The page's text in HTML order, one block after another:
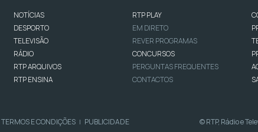
NOTÍCIAS
DESPORTO
TELEVISÃO
RÁDIO
RTP ARQUIVOS
RTP ENSINA
RTP PLAY
EM DIRETO
REVER PROGRAMAS
CONCURSOS
PERGUNTAS FREQUENTES
CONTACTOS
TERMOS E CONDIÇÕES | PUBLICIDADE © RTP, Rádio e